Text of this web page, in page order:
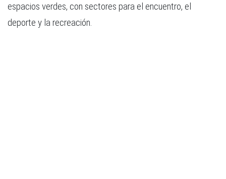
espacios verdes, con sectores para el encuentro, el
deporte y la recreación.